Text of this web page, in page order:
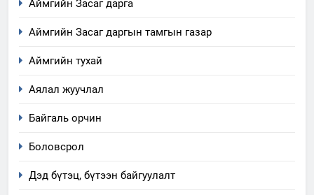
Аймгийн Засаг дарга
Аймгийн Засаг даргын тамгын газар
Аймгийн тухай
Аялал жуучлал
Байгаль орчин
Боловсрол
Дэд бүтэц, бүтээн байгуулалт